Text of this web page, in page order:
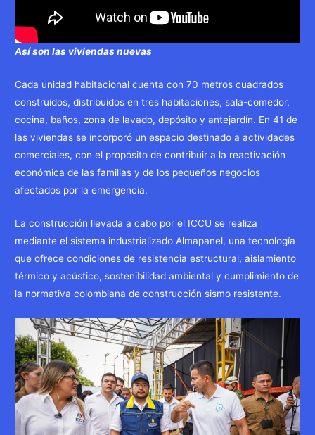
Así son las viviendas nuevas
Cada unidad habitacional cuenta con 70 metros cuadrados
construidos, distribuidos en tres habitaciones, sala-comedor,
cocina, baños, zona de lavado, depósito y antejardín. En 41 de
las viviendas se incorporó un espacio destinado a actividades
comerciales, con el propósito de contribuir a la reactivación
económica de las familias y de los pequeños negocios
afectados por la emergencia.
La construcción llevada a cabo por el ICCU se realiza
mediante el sistema industrializado Almapanel, una tecnología
que ofrece condiciones de resistencia estructural, aislamiento
térmico y acústico, sostenibilidad ambiental y cumplimiento de
la normativa colombiana de construcción sismo resistente.